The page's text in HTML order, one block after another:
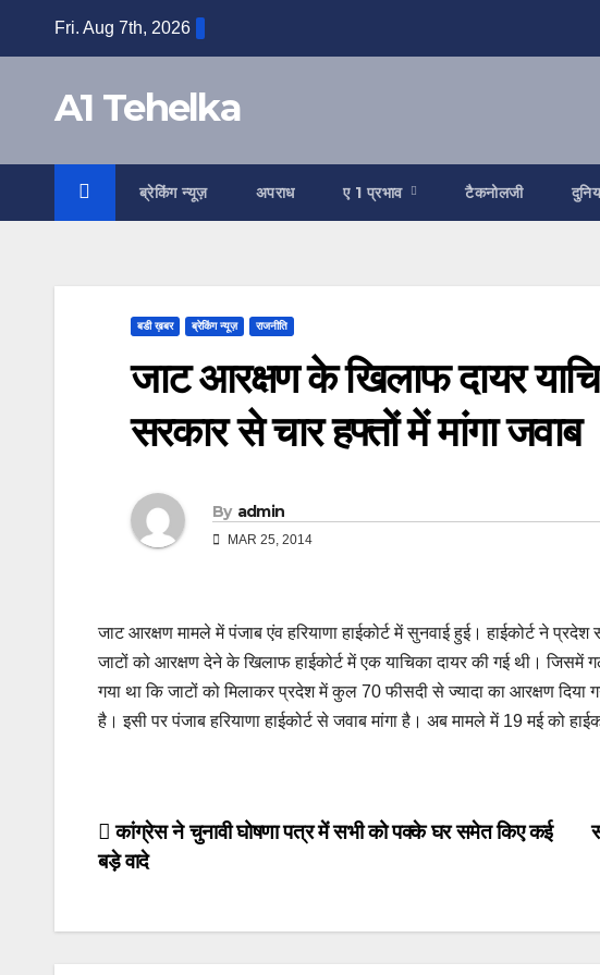
Fri. Aug 7th, 2026
A1 Tehelka
ब्रेकिंग न्यूज़ अपराध ए 1 प्रभाव टैकनोलजी
बडी ख़बर ब्रेकिंग न्यूज़ राजनीति
जाट आरक्षण के खिलाफ दायर
सरकार से चार हफ्तों में मांगा जवाब
By admin
MAR 25, 2014
जाट आरक्षण मामले में पंजाब एंव हरियाणा हाईकोर्ट में सुनवाई हुई। हाईकोर्ट ने
जाटों को आरक्षण देने के खिलाफ हाईकोर्ट में एक याचिका दायर की गई थी।
गया था कि जाटों को मिलाकर प्रदेश में कुल 70 फीसदी से ज्यादा का आरक्षण
है। इसी पर पंजाब हरियाणा हाईकोर्ट से जवाब मांगा है। अब मामले में 19 मई को
Post
navigation
कांग्रेस ने चुनावी घोषणा पत्र में सभी को पक्के घर समेत किए कई
बड़े वादे